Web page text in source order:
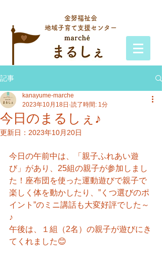
金努福祉会
地域子育て支援センター
記事
今日のまるしぇ♪
kanayume-marche
2023年10月18日 読了時間: 1分
更新日： 2023年10月20日
今日の午前中は、「親子ふれあい遊
び」があり、25組の親子が参加しまし
た！座布団を使った運動遊びで親子で
楽しく体を動かしたり、”くつ選びのポ
イント”のミニ講話も大変好評でした～
♪
午後は、１組（2名）の親子が遊びにき
てくれました😊